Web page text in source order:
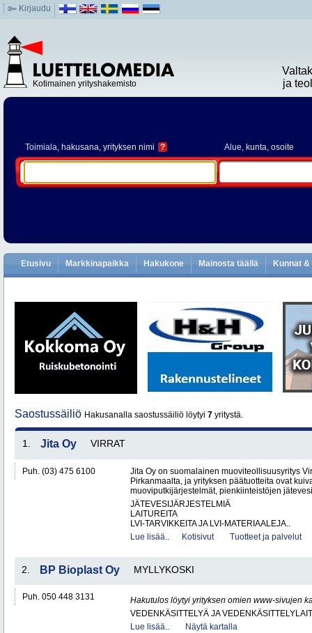
Kirjaudu
Kotimainen yrityshakemisto
ja
Toimiala, hakusana, yrityksen nimi ? Alue, kunta, osoite
Etusivu Markkinapaikka Hakukone Mainosta täällä Kunnat
Saostussäiliö Hakusanalla saostussäiliö löytyi 7 yritystä.
1. Jita Oy VIRRAT
Puh. (03) 475 6100
Jita Oy on suomalainen muoviteollisuusyritys
Pirkanmaalta, ja yrityksen päätuotteita ovat
muoviputkijärjestelmät, pienkiinteistöjen
JÄTEVESIJÄRJESTELMIÄ
LAITUREITA
LVI-TARVIKKEITA JA LVI-MATERIAALEJA..
Lue lisää..
Kotisivut Tuotteet ja palvelut
2. BP Bioplast Oy MYLLYKOSKI
Puh. 050 448 3131
Hakutulos löytyi yrityksen omien www-sivujen
VEDENKÄSITTELYÄ JA
Lue lisää..
Näytä kartalla